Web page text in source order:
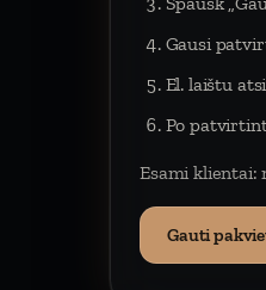
Gausi
El. laištu
Po
Esami
Gauti